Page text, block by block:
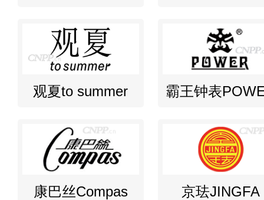
观夏to summer 霸王钟表
康巴丝Compas 京珐JINGFA